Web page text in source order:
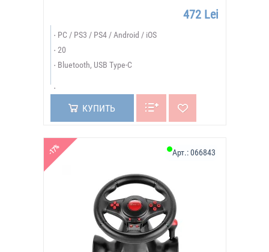
472 Lei
PC / PS3 / PS4 / Android / iOS
20
Bluetooth, USB Type-C
КУПИТЬ
-17% Арт.:066843